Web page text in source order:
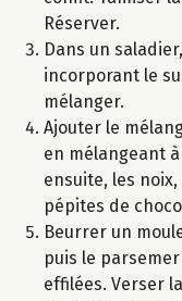
Réserver.
Dans un
incorporant le
mélanger.
Ajouter le
en mélangeant
ensuite, les
pépites de
Beurrer un
puis le
effilées. Verser